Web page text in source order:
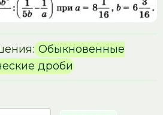
Обыкновенные
дроби